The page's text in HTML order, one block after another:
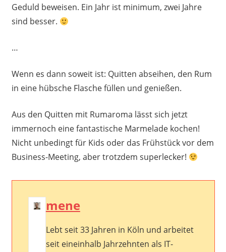
Geduld beweisen. Ein Jahr ist minimum, zwei Jahre
sind besser.
…
Wenn es dann soweit ist: Quitten abseihen, den Rum
in eine hübsche Flasche füllen und genießen.
Aus den Quitten mit Rumaroma lässt sich jetzt
immernoch eine fantastische Marmelade kochen!
Nicht unbedingt für Kids oder das Frühstück vor dem
Business-Meeting, aber trotzdem superlecker!
mene
Lebt seit 33 Jahren in Köln und arbeitet
seit eineinhalb Jahrzehnten als IT-